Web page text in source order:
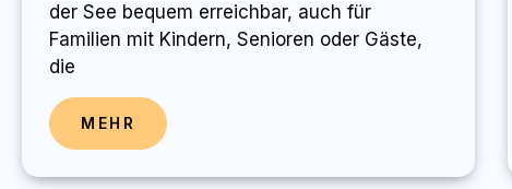
der See bequem erreichbar, auch für
Familien mit Kindern, Senioren oder Gäste,
die
MEHR